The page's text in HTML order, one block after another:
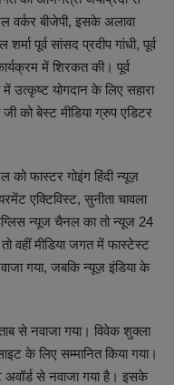
बीजेपी, इसके अलावा
पूर्व सांसद प्रदीप गांधी, पूर्व
में शिरकत की। पूर्व
उत्कृष्ट योगदान के लिए सहारा
को बेस्ट मीडिया ग्रुप एडिटर
फास्टर गोइंग हिंदी न्यूज़
एक्टिविस्ट, सुनीता चावला
न्यूज चैनल का तो न्यूज 24
वहीं मीडिया जगत में फास्टेस्ट
गया, जबकि न्यूज़ इंडिया के
से नवाजा गया। विवेक शुक्ला
के लिए सम्मानित किया गया।
अवॉर्ड से नवाजा गया है। इसके